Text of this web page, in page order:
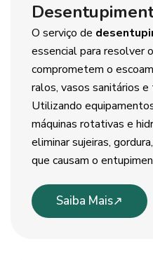
O serviço de
essencial para resolver
comprometem o
ralos, vasos sanitários
Utilizando
máquinas rotativas e
eliminar sujeiras,
que causam o
Saiba Mais